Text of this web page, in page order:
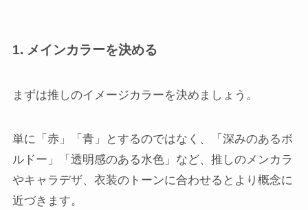
1. メインカラーを決める
まずは推しのイメージカラーを決めましょう。
単に「赤」「青」とするのではなく、「深みのあるボ
ルドー」「透明感のある水色」など、推しのメンカラ
やキャラデザ、衣装のトーンに合わせるとより概念に
近づきます。